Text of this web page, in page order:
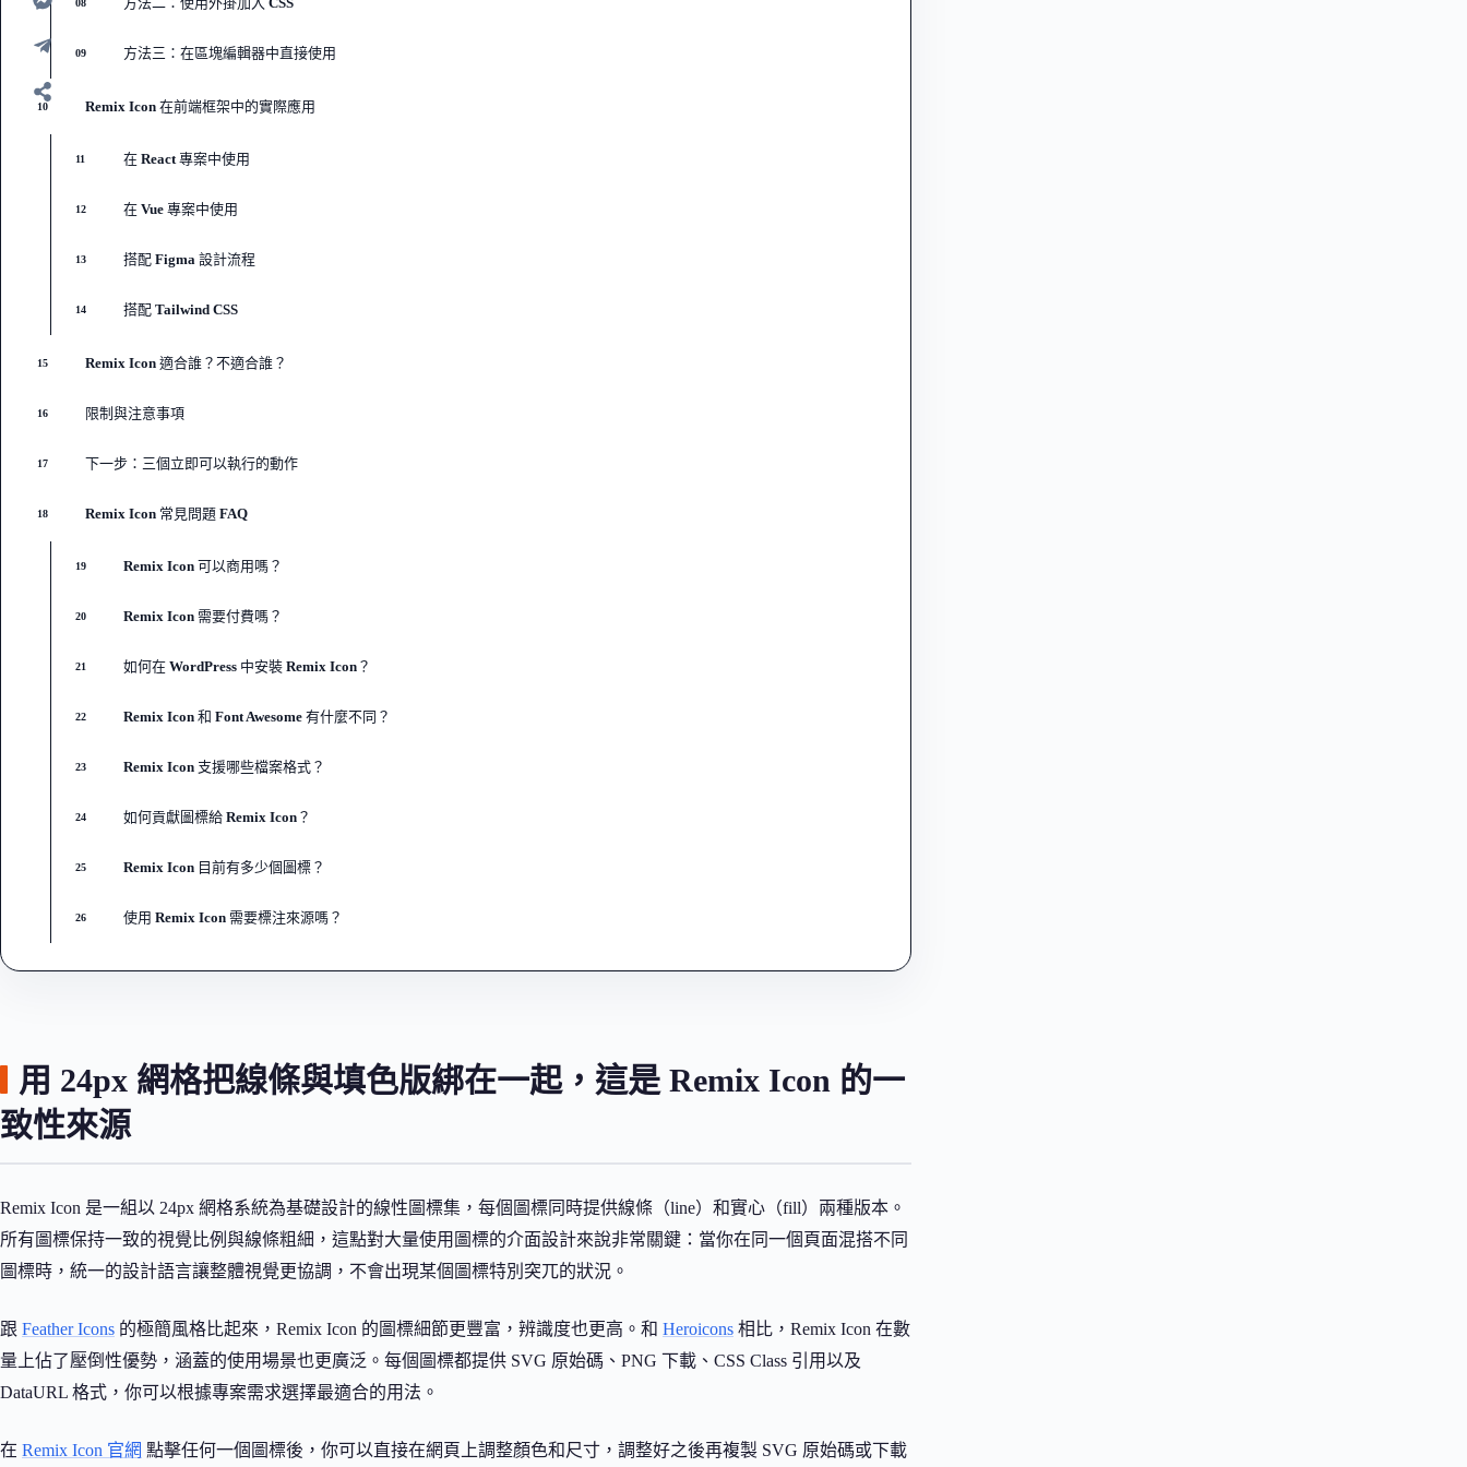
09 方法三：在區塊編輯器中直接使用
10 Remix Icon 在前端框架中的實際應用
11 在 React 專案中使用
12 在 Vue 專案中使用
13 搭配 Figma 設計流程
14 搭配 Tailwind CSS
15 Remix Icon 適合誰？不適合誰？
16 限制與注意事項
17 下一步：三個立即可以執行的動作
18 Remix Icon 常見問題 FAQ
19 Remix Icon 可以商用嗎？
20 Remix Icon 需要付費嗎？
21 如何在 WordPress 中安裝 Remix Icon？
22 Remix Icon 和 Font Awesome 有什麼不同？
23 Remix Icon 支援哪些檔案格式？
24 如何貢獻圖標給 Remix Icon？
25 Remix Icon 目前有多少個圖標？
26 使用 Remix Icon 需要標注來源嗎？
用 24px 網格把線條與填色版綁在一起，這是 Remix Icon 的一
致性來源
Remix Icon 是一組以 24px 網格系統為基礎設計的線性圖標集，每個圖標同時提供線條（line）和實心（fill）兩種版本。
所有圖標保持一致的視覺比例與線條粗細，這點對大量使用圖標的介面設計來說非常關鍵：當你在同一個頁面混搭不同
圖標時，統一的設計語言讓整體視覺更協調，不會出現某個圖標特別突兀的狀況。
跟 Feather Icons 的極簡風格比起來，Remix Icon 的圖標細節更豐富，辨識度也更高。和 Heroicons 相比，Remix Icon 在數
量上佔了壓倒性優勢，涵蓋的使用場景也更廣泛。每個圖標都提供 SVG 原始碼、PNG 下載、CSS Class 引用以及
DataURL 格式，你可以根據專案需求選擇最適合的用法。
在 Remix Icon 官網 點擊任何一個圖標後，你可以直接在網頁上調整顏色和尺寸，調整好之後再複製 SVG 原始碼或下載